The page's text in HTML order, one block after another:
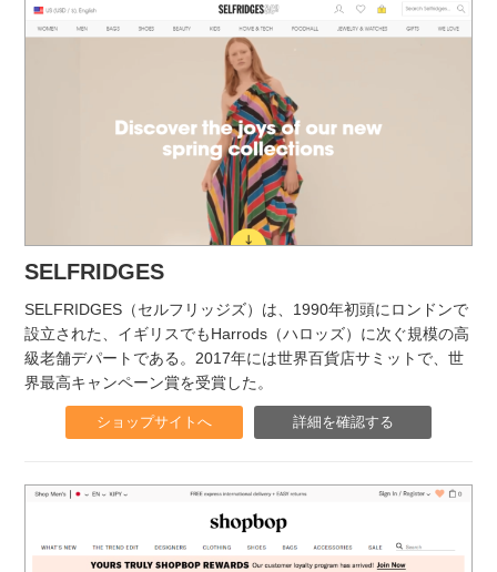
SELFRIDGES
SELFRIDGES（セルフリッジズ）は、1990年初頭にロンドンで
設立された、イギリスでもHarrods（ハロッズ）に次ぐ規模の高
級老舗デパートである。2017年には世界百貨店サミットで、世
界最高キャンペーン賞を受賞した。
ショップサイトへ 詳細を確認する